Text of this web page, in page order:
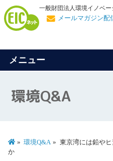
一般財団法人環境イノベ
メールマガジン配
メニュー
環境Q&A
環境Q&A
東京湾には鉛や
か